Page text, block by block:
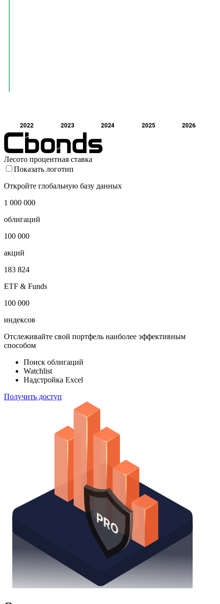
2022 2023 2024 2025 2026
Лесото процентная ставка
Показать логотип
Откройте глобальную базу данных
1 000 000
облигаций
100 000
акций
183 824
ETF & Funds
100 000
индексов
Отслеживайте свой портфель наиболее эффективным
способом
Поиск облигаций
Watchlist
Надстройка Excel
Получить доступ